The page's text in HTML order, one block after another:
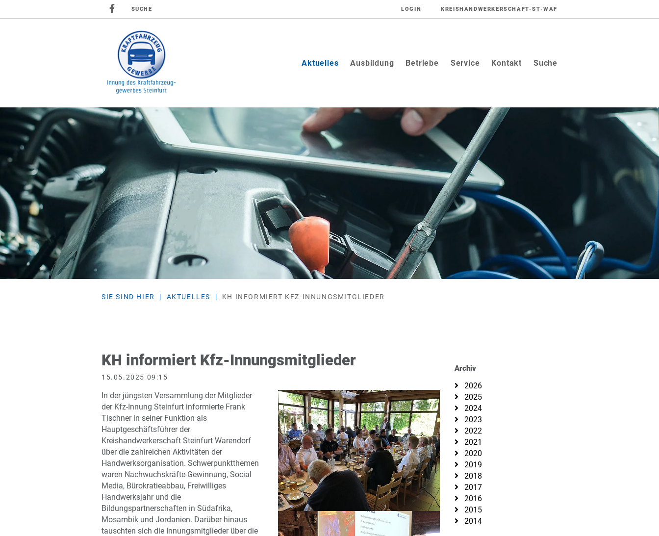
SUCHE LOGIN KREISHANDWERKERSCHAFT-ST-WAF
Aktuelles(current)
Ausbildung Betriebe Service Kontakt Suche
SIE SIND HIER AKTUELLES KH INFORMIERT KFZ-INNUNGSMITGLIEDER
KH informiert Kfz-Innungsmitglieder
15.05.2025 09:15
In der jüngsten Versammlung der Mitglieder
der Kfz-Innung Steinfurt informierte Frank
Tischner in seiner Funktion als
Hauptgeschäftsführer der
Kreishandwerkerschaft Steinfurt Warendorf
über die zahlreichen Aktivitäten der
Handwerksorganisation. Schwerpunktthemen
waren Nachwuchskräfte-Gewinnung, Social
Media, Bürokratieabbau, Freiwilliges
Handwerksjahr und die
Bildungspartnerschaften in Südafrika,
Mosambik und Jordanien. Darüber hinaus
tauschten sich die Innungsmitglieder über die
Archiv
2026
2025
2024
2023
2022
2021
2020
2019
2018
2017
2016
2015
2014